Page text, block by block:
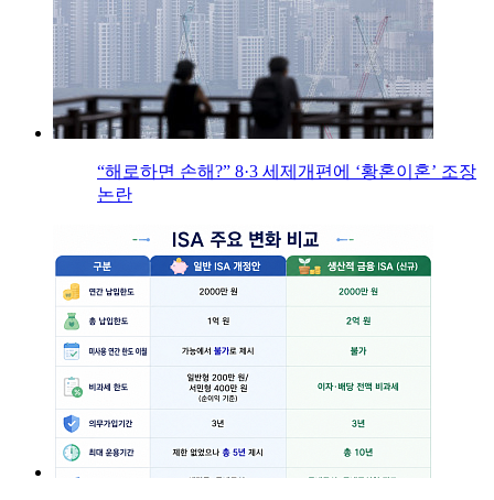
“해로하면 손해?” 8·3 세제개편에 ‘황혼이혼’ 조장
논란